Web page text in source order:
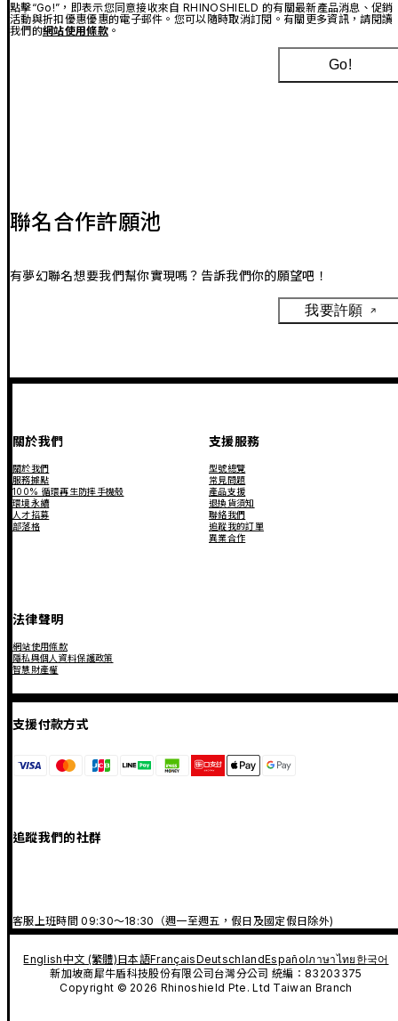
點擊“Go!”，即表示您同意接收來自 RHINOSHIELD 的有關最新產品消息、促銷
活動與折扣優惠優惠的電子郵件。您可以隨時取消訂閱。有關更多資訊，請閱讀
我們的網站使用條款。
Go!
聯名合作許願池
有夢幻聯名想要我們幫你實現嗎？告訴我們你的願望吧！
我要許願
關於我們
關於我們
服務據點
100% 循環再生防摔手機殼
環境永續
人才招募
部落格
支援服務
型號總覽
常見問題
產品支援
退換貨須知
聯絡我們
追蹤我的訂單
異業合作
法律聲明
網站使用條款
隱私與個人資料保護政策
智慧財產權
支援付款方式
追蹤我們的社群
客服上班時間 09:30～18:30（週一至週五，假日及國定假日除外)
English中文 (繁體)日本語FrançaisDeutschlandEspañolภาษาไทย 한국어
新加坡商犀牛盾科技股份有限公司台灣分公司 統編：83203375
Copyright © 2026 Rhinoshield Pte. Ltd Taiwan Branch